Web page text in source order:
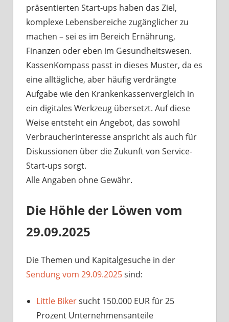
präsentierten Start-ups haben das Ziel,
komplexe Lebensbereiche zugänglicher zu
machen – sei es im Bereich Ernährung,
Finanzen oder eben im Gesundheitswesen.
KassenKompass passt in dieses Muster, da es
eine alltägliche, aber häufig verdrängte
Aufgabe wie den Krankenkassenvergleich in
ein digitales Werkzeug übersetzt. Auf diese
Weise entsteht ein Angebot, das sowohl
Verbraucherinteresse anspricht als auch für
Diskussionen über die Zukunft von Service-
Start-ups sorgt.
Alle Angaben ohne Gewähr.
Die Höhle der Löwen vom
29.09.2025
Die Themen und Kapitalgesuche in der
Sendung vom 29.09.2025sind:
Little Bikersucht 150.000 EUR für 25
Prozent Unternehmensanteile